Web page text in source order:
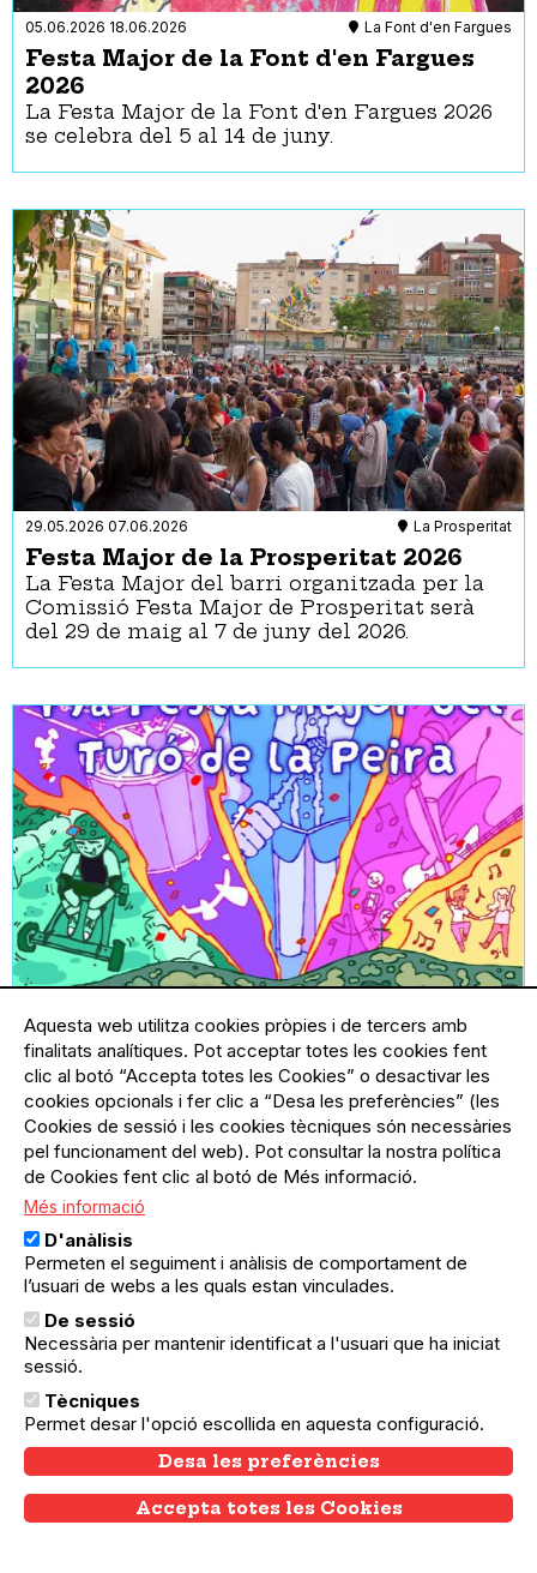
05.06.2026 18.06.2026 La Font d'en Fargues
Festa Major de la Font d'en Fargues
2026
La Festa Major de la Font d'en Fargues 2026
se celebra del 5 al 14 de juny.
29.05.2026 07.06.2026 La Prosperitat
Festa Major de la Prosperitat 2026
La Festa Major del barri organitzada per la
Comissió Festa Major de Prosperitat serà
del 29 de maig al 7 de juny del 2026.
05.06.2026 14.06.2026 El Turó de la Peira
Festa Major del Turó de la Peira 2026
La Festa Major del Turó de la Peira se
celebra a mitjans de juny al barri de Nou
Barris de Barcelona.
05.06.2026 14.06.2026 El Baix Guinardó
Aquesta web utilitza cookies pròpies i de tercers amb
finalitats analítiques. Pot acceptar totes les cookies fent
clic al botó “Accepta totes les Cookies” o desactivar les
cookies opcionals i fer clic a “Desa les preferències” (les
Cookies de sessió i les cookies tècniques són necessàries
pel funcionament del web). Pot consultar la nostra política
de Cookies fent clic al botó de Més informació.
Més informació
D'anàlisis
Permeten el seguiment i anàlisis de comportament de
l’usuari de webs a les quals estan vinculades.
De sessió
Necessària per mantenir identificat a l'usuari que ha iniciat
sessió.
Tècniques
Permet desar l'opció escollida en aquesta configuració.
Desa les preferències
Accepta totes les Cookies
Withdraw consent